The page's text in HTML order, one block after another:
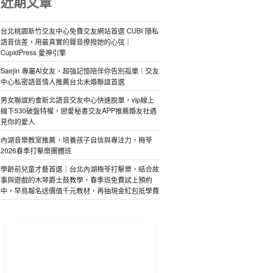
台北桃園新竹交友中心免費交友網站首選 CUBI 隱私
語音信差，用最真實的聲音撩撥她的心弦｜
CupidPress 愛神引擎
Saejin 專屬AI女友，超強記憶陪伴你告別孤單｜交友
中心私密語音情人推薦台北未婚聯誼首選
男女聯誼約會新北語音交友中心快速脫單，vip線上
線下530破盤特權，戀愛秘書交友APP推薦婚友社遇
見你的愛人
內湖音樂教室推薦，培養孩子自信與專注力，梅苓
2026春季打擊樂團體班
學齡前兒童才藝首選｜台北內湖梅苓打擊樂，結合故
事與遊戲的木琴爵士鼓教學，春季班免費試上預約
中，早鳥報名送價值千元教材，再抽現金紅包抵學費